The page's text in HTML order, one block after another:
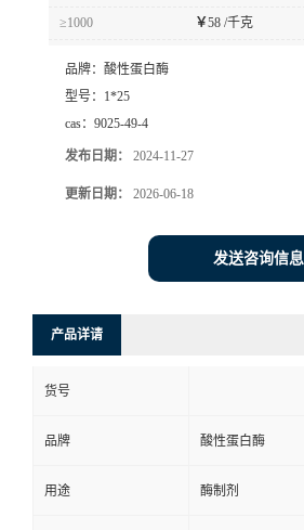
≥1000 ￥58 /千克
品牌： 酸性蛋白酶
型号： 1*25
cas： 9025-49-4
发布日期： 2024-11-27
更新日期： 2026-06-18
发送咨询信息
产品详请
货号
品牌 酸性蛋白酶
用途 酶制剂